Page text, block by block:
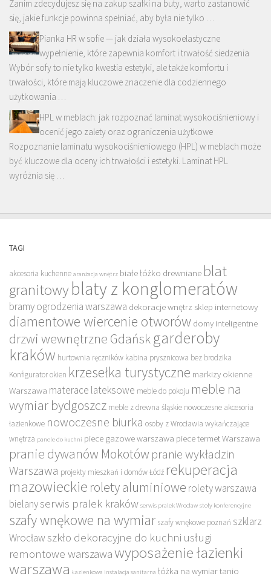
Zanim zdecydujesz się na zakup szafki na buty, warto zastanowić
się, jakie funkcje powinna spełniać, aby była nie tylko …
Pianka HR w sofie — jak działa wysokoelastyczne
wypełnienie, które zapewnia komfort i trwałość siedzenia
Wybór sofy to nie tylko kwestia estetyki, ale także komfortu i
trwałości, które mają kluczowe znaczenie dla codziennego
użytkowania …
HPL w meblach: jak rozpoznać laminat wysokociśnieniowy i
ocenić jego zalety oraz ograniczenia użytkowe
Rozpoznanie laminatu wysokociśnieniowego (HPL) w meblach może
być kluczowe dla oceny ich trwałości i estetyki. Laminat HPL
wyróżnia się …
TAGI
akcesoria kuchenne aranżacja wnętrz białe łóżko drewniane blat
granitowyblaty z konglomeratów
bramy ogrodzenia warszawa dekoracje wnętrz sklep internetowy
diamentowe wiercenie otworów domy inteligentne
drzwi wewnętrzne Gdańsk garderoby
kraków hurtownia ręczników kabina prysznicowa bez brodzika
Konfigurator okien krzesełka turystyczne markizy okienne
Warszawa materace lateksowe meble do pokoju meble na
wymiar bydgoszcz meble z drewna śląskie nowoczesne akcesoria
łazienkowe nowoczesne biurka osoby z Wrocławia wykańczające
wnętrza panele do kuchni piece gazowe warszawa piece termet Warszawa
pranie dywanów Mokotów pranie wykładzin
Warszawa projekty mieszkań i domów Łódź rekuperacja
mazowieckie rolety aluminiowe rolety warszawa
bielanyserwis pralek kraków serwis pralek Wrocław stoły konferencyjne
szafy wnękowe na wymiar szafy wnękowe poznań szklarz
Wrocław szkło dekoracyjne do kuchni usługi
remontowe warszawawyposażenie łazienki
warszawa Łazienkowa instalacja sanitarna łóżka na wymiar tanio